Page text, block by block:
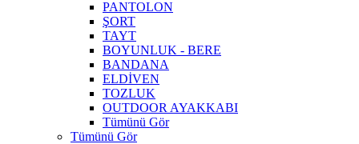
PANTOLON
ŞORT
TAYT
BOYUNLUK - BERE
BANDANA
ELDİVEN
TOZLUK
OUTDOOR AYAKKABI
Tümünü Gör
Tümünü Gör